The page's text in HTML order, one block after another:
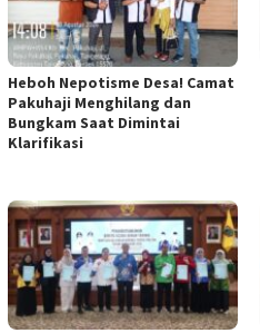
Heboh Nepotisme Desa! Camat
Pakuhaji Menghilang dan
Bungkam Saat Dimintai
Klarifikasi